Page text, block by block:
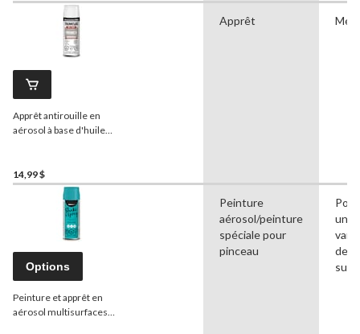
Apprêt antirouille en
aérosol à base d'huile
14,99 $
Apprêt
Options
Peinture et apprêt en
aérosol multisurfaces
Peinture
aérosol/peinture
spéciale pour
pinceau
Pour
une
de